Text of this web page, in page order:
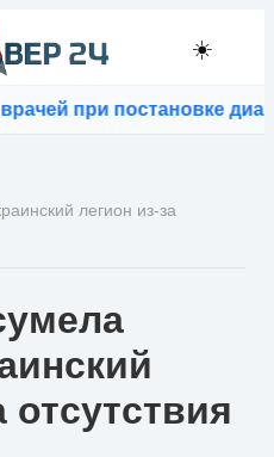
☀️
постановке диагнозов
легион из-за
отсутствия